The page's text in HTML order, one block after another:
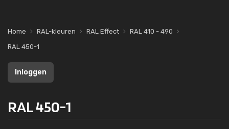
Home RAL-kleuren RAL Effect
RAL 410 - 490
RAL 450-1
Inloggen
RAL 450-1